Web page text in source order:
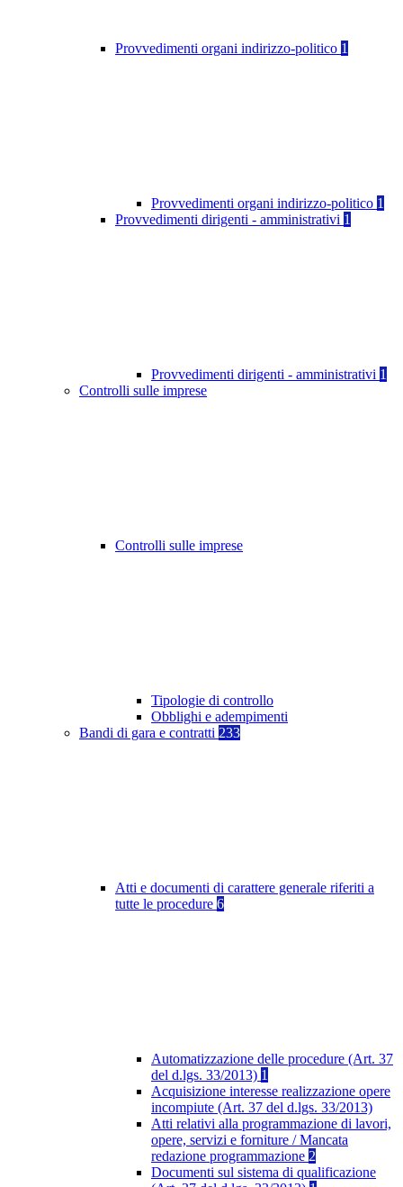
Provvedimenti organi indirizzo-politico 1
Provvedimenti organi indirizzo-politico 1
Provvedimenti dirigenti - amministrativi 1
Provvedimenti dirigenti - amministrativi 1
Controlli sulle imprese
Controlli sulle imprese
Tipologie di controllo
Obblighi e adempimenti
Bandi di gara e contratti 233
Atti e documenti di carattere generale riferiti a
tutte le procedure 6
Automatizzazione delle procedure (Art. 37
del d.lgs. 33/2013) 1
Acquisizione interesse realizzazione opere
incompiute (Art. 37 del d.lgs. 33/2013)
Atti relativi alla programmazione di lavori,
opere, servizi e forniture / Mancata
redazione programmazione 2
Documenti sul sistema di qualificazione